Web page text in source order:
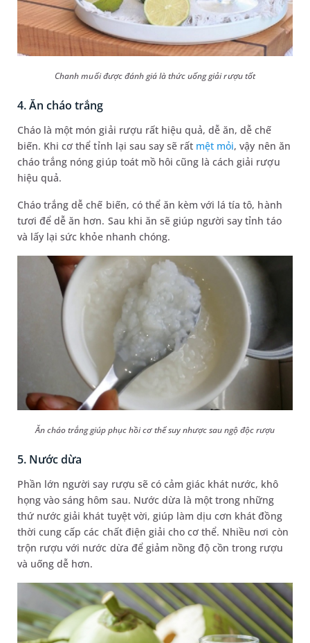
Chanh muối được đánh giá là thức uống giải rượu tốt
4. Ăn cháo trắng
Cháo là một món giải rượu rất hiệu quả, dễ ăn, dễ chế
biến. Khi cơ thể tỉnh lại sau say sẽ rất mệt mỏi, vậy nên ăn
cháo trắng nóng giúp toát mồ hôi cũng là cách giải rượu
hiệu quả.
Cháo trắng dễ chế biến, có thể ăn kèm với lá tía tô, hành
tươi để dễ ăn hơn. Sau khi ăn sẽ giúp người say tỉnh táo
và lấy lại sức khỏe nhanh chóng.
Ăn cháo trắng giúp phục hồi cơ thể suy nhược sau ngộ độc rượu
5. Nước dừa
Phần lớn người say rượu sẽ có cảm giác khát nước, khô
họng vào sáng hôm sau. Nước dừa là một trong những
thứ nước giải khát tuyệt vời, giúp làm dịu cơn khát đồng
thời cung cấp các chất điện giải cho cơ thể. Nhiều nơi còn
trộn rượu với nước dừa để giảm nồng độ cồn trong rượu
và uống dễ hơn.